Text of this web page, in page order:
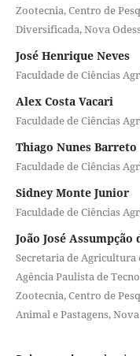
Zootecnia, Centro de
Diversificada, Nova
José Henrique Neves
Faculdade de Ciências
Alex Costa Vacari
Faculdade de Ciências
Thiago Nunes Barreto
Faculdade de Ciências
Sidney Monte Junior
Faculdade de Ciências
João José
Secretaria de Agricultura
Agência Paulista de
Zootecnia, Centro de
Animal e Pastagens, Nova